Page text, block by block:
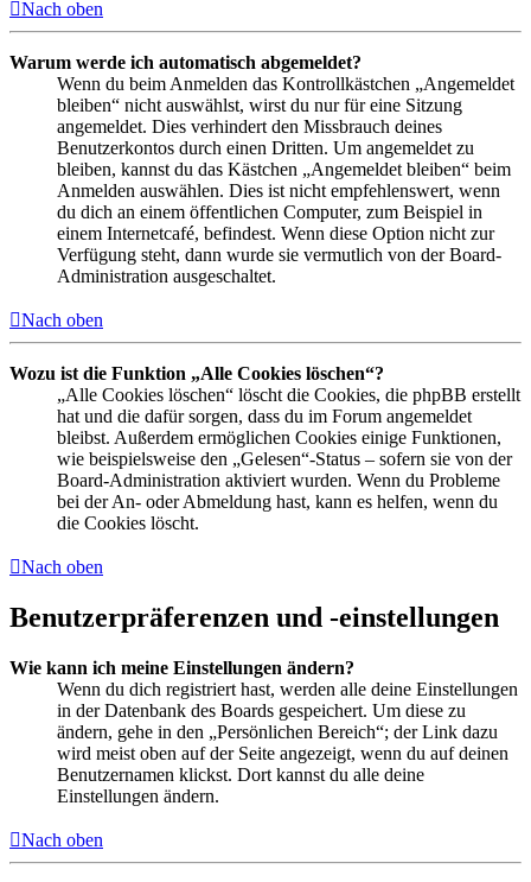
Nach oben
Warum werde ich automatisch abgemeldet?
Wenn du beim Anmelden das Kontrollkästchen „Angemeldet
bleiben“ nicht auswählst, wirst du nur für eine Sitzung
angemeldet. Dies verhindert den Missbrauch deines
Benutzerkontos durch einen Dritten. Um angemeldet zu
bleiben, kannst du das Kästchen „Angemeldet bleiben“ beim
Anmelden auswählen. Dies ist nicht empfehlenswert, wenn
du dich an einem öffentlichen Computer, zum Beispiel in
einem Internetcafé, befindest. Wenn diese Option nicht zur
Verfügung steht, dann wurde sie vermutlich von der Board-
Administration ausgeschaltet.
Nach oben
Wozu ist die Funktion „Alle Cookies löschen“?
„Alle Cookies löschen“ löscht die Cookies, die phpBB erstellt
hat und die dafür sorgen, dass du im Forum angemeldet
bleibst. Außerdem ermöglichen Cookies einige Funktionen,
wie beispielsweise den „Gelesen“-Status – sofern sie von der
Board-Administration aktiviert wurden. Wenn du Probleme
bei der An- oder Abmeldung hast, kann es helfen, wenn du
die Cookies löscht.
Nach oben
Benutzerpräferenzen und -einstellungen
Wie kann ich meine Einstellungen ändern?
Wenn du dich registriert hast, werden alle deine Einstellungen
in der Datenbank des Boards gespeichert. Um diese zu
ändern, gehe in den „Persönlichen Bereich“; der Link dazu
wird meist oben auf der Seite angezeigt, wenn du auf deinen
Benutzernamen klickst. Dort kannst du alle deine
Einstellungen ändern.
Nach oben